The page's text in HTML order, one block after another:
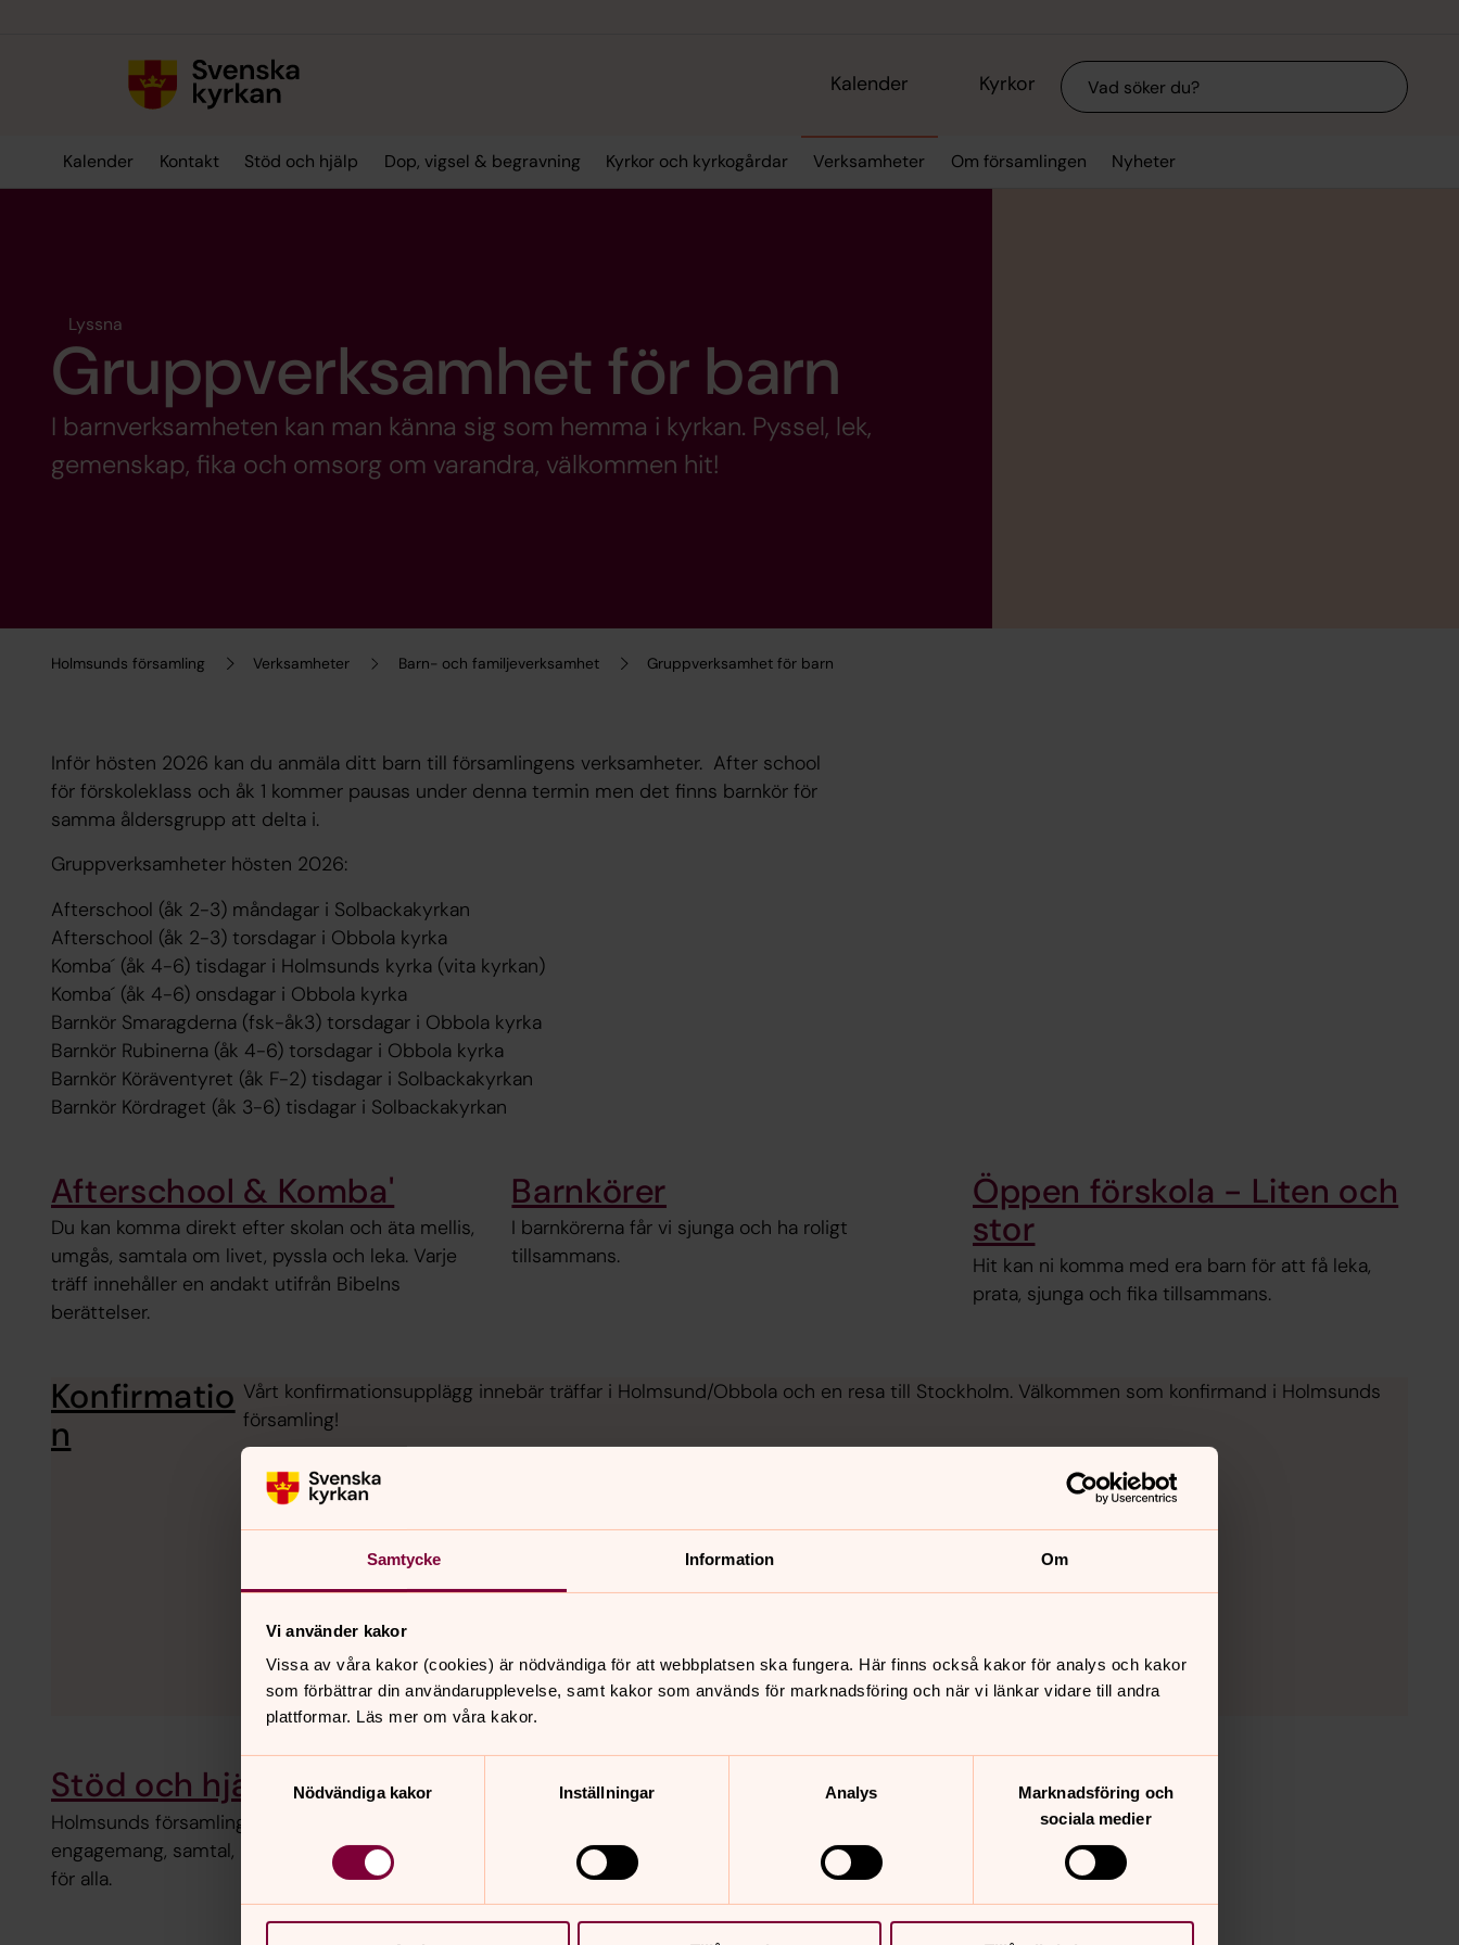
Samtycke Information Om
Vi använder kakor
Vissa av våra kakor (cookies) är nödvändiga för att webbplatsen ska fungera. Här finns också kakor för analys och kakor
som förbättrar din användarupplevelse, samt kakor som används för marknadsföring och när vi länkar vidare till andra
plattformar. Läs mer om våra kakor.
Nödvändiga kakor
Inställningar Analys
Marknadsföring och
sociala medier
Kalender Kyrkor Sök
Kalender Kontakt Stöd och hjälp Dop, vigsel & begravning Kyrkor och kyrkogårdar Verksamheter Om församlingen Nyheter
Holmsunds församling Verksamheter Barn- och familjeverksamhet Gruppverksamhet för barn
Lyssna
Gruppverksamhet för barn
I barnverksamheten kan man känna sig som hemma i kyrkan. Pyssel, lek,
gemenskap, fika och omsorg om varandra, välkommen hit!
Inför hösten 2026 kan du anmäla ditt barn till församlingens verksamheter. After school
för förskoleklass och åk 1 kommer pausas under denna termin men det finns barnkör för
samma åldersgrupp att delta i.
Gruppverksamheter hösten 2026:
Afterschool (åk 2-3) måndagar i Solbackakyrkan
Afterschool (åk 2-3) torsdagar i Obbola kyrka
Komba´ (åk 4-6) tisdagar i Holmsunds kyrka (vita kyrkan)
Komba´ (åk 4-6) onsdagar i Obbola kyrka
Barnkör Smaragderna (fsk-åk3) torsdagar i Obbola kyrka
Barnkör Rubinerna (åk 4-6) torsdagar i Obbola kyrka
Barnkör Köräventyret (åk F-2) tisdagar i Solbackakyrkan
Barnkör Kördraget (åk 3-6) tisdagar i Solbackakyrkan
Afterschool & Komba'
Du kan komma direkt efter skolan och äta mellis,
umgås, samtala om livet, pyssla och leka. Varje
träff innehåller en andakt utifrån Bibelns
berättelser.
Barnkörer
I barnkörerna får vi sjunga och ha roligt
tillsammans.
Öppen förskola - Liten och
stor
Hit kan ni komma med era barn för att få leka,
prata, sjunga och fika tillsammans.
Konfirmatio
n
Vårt konfirmationsupplägg innebär träffar i Holmsund/Obbola och en resa till Stockholm. Välkommen som konfirmand i Holmsunds
församling!
Stöd och hjälp
Holmsunds församling har diakonin som fokusområde. Gemenskap,
engagemang, samtal, möten och råd och stöd. Kyrkans sociala arbete är till
för alla.
Anmälan till barngrupper